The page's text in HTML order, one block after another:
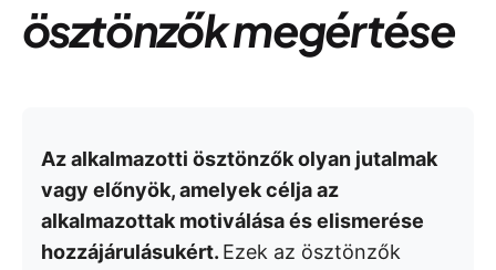
ösztönzők megértése
Az alkalmazotti ösztönzők olyan jutalmak
vagy előnyök, amelyek célja az
alkalmazottak motiválása és elismerése
hozzájárulásukért. Ezek az ösztönzők